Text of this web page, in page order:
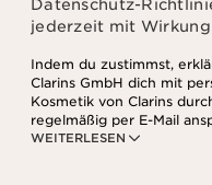
Datenschutz-
jederzeit mit
WEITERLESEN
Indem du zustimmst,
Clarins GmbH dich mit
Kosmetik von Clarins
regelmäßig per E-Mail
den Daten, die bei